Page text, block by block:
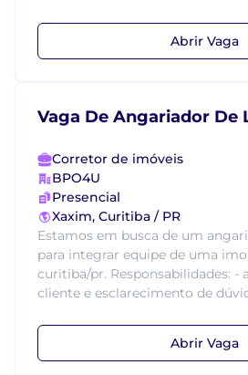
Abrir Vaga
Vaga De Angariador De
Corretor de imóveis
BPO4U
Presencial
Xaxim, Curitiba / PR
Estamos em busca de um
para integrar equipe de uma
curitiba/pr. Responsabilidades: -
cliente e esclarecimento de
Abrir Vaga